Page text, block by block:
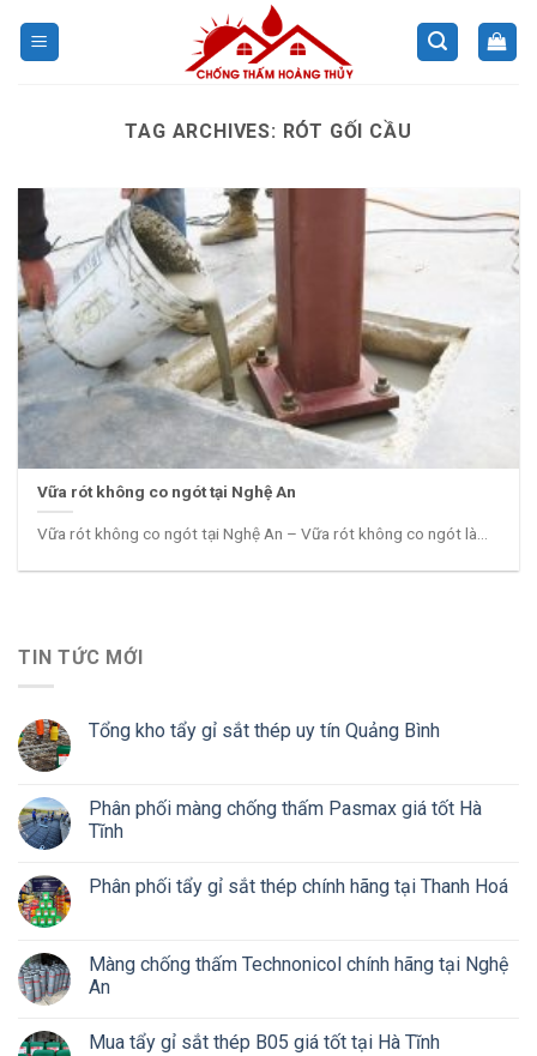
TAG ARCHIVES: RÓT GỐI CẦU
Vữa rót không co ngót tại Nghệ An
Vữa rót không co ngót tại Nghệ An – Vữa rót không co ngót là...
TIN TỨC MỚI
Tổng kho tẩy gỉ sắt thép uy tín Quảng Bình
Phân phối màng chống thấm Pasmax giá tốt Hà
Tĩnh
Phân phối tẩy gỉ sắt thép chính hãng tại Thanh Hoá
Màng chống thấm Technonicol chính hãng tại Nghệ
An
Mua tẩy gỉ sắt thép B05 giá tốt tại Hà Tĩnh